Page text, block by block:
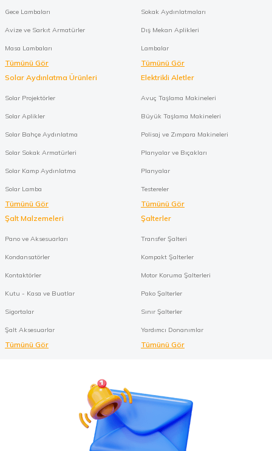
Gece Lambaları
Avize ve Sarkıt Armatürler
Masa Lambaları
Tümünü Gör
Sokak Aydınlatmaları
Dış Mekan Aplikleri
Lambalar
Tümünü Gör
Solar Aydınlatma Ürünleri
Solar Projektörler
Solar Aplikler
Solar Bahçe Aydınlatma
Solar Sokak Armatürleri
Solar Kamp Aydınlatma
Solar Lamba
Tümünü Gör
Elektrikli Aletler
Avuç Taşlama Makineleri
Büyük Taşlama Makineleri
Polisaj ve Zımpara Makineleri
Planyalar ve Bıçakları
Planyalar
Testereler
Tümünü Gör
Şalt Malzemeleri
Pano ve Aksesuarları
Kondansatörler
Kontaktörler
Kutu - Kasa ve Buatlar
Sigortalar
Şalt Aksesuarlar
Tümünü Gör
Şalterler
Transfer Şalteri
Kompakt Şalterler
Motor Koruma Şalterleri
Pako Şalterler
Sınır Şalterler
Yardımcı Donanımlar
Tümünü Gör